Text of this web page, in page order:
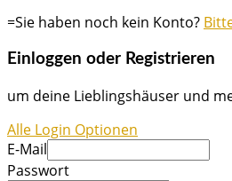
=Sie haben noch kein Konto?
Einloggen oder Registrieren
um deine Lieblingshäuser und
Alle Login Optionen
E-Mail
Passwort